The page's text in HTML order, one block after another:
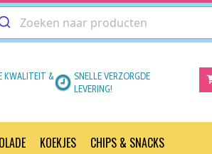
KWALITEIT &
SNELLE VERZORGDE
LEVERING!
KOEKJES CHIPS & SNACKS